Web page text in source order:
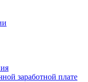
заработной плате